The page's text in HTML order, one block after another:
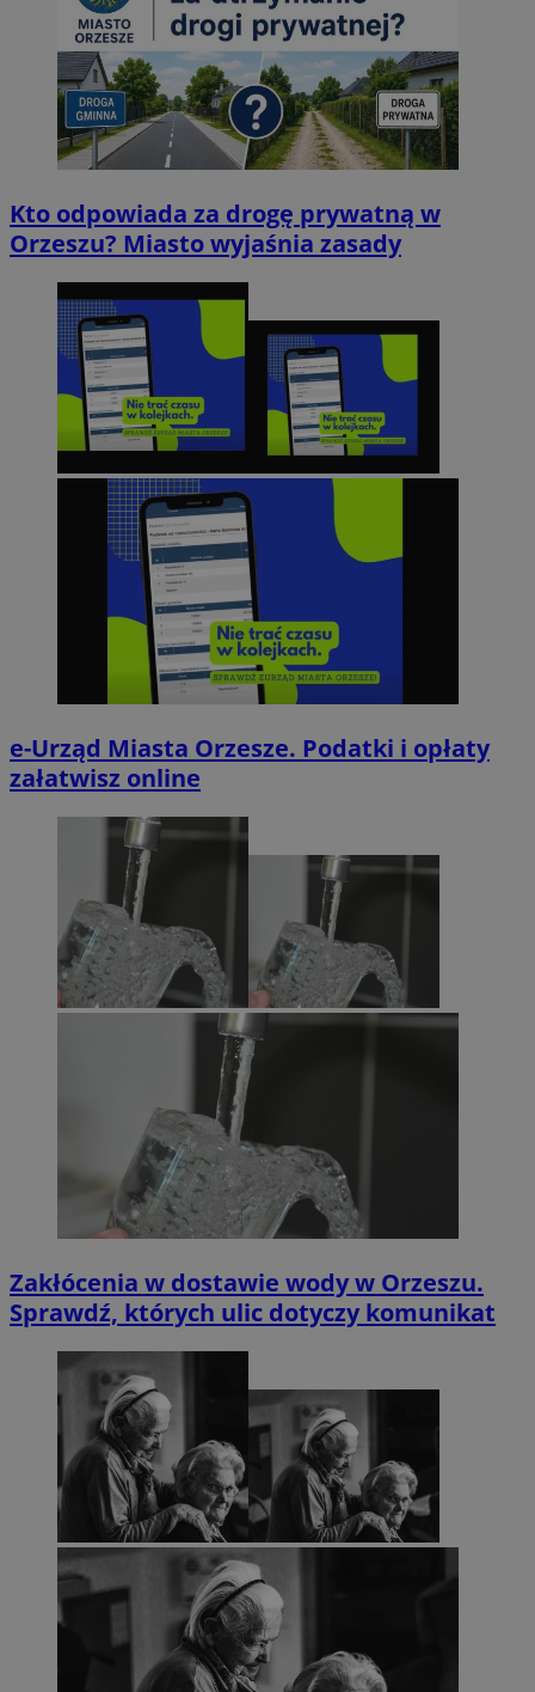
Kto odpowiada za drogę prywatną w
Orzeszu? Miasto wyjaśnia zasady
e-Urząd Miasta Orzesze. Podatki i opłaty
załatwisz online
Zakłócenia w dostawie wody w Orzeszu.
Sprawdź, których ulic dotyczy komunikat